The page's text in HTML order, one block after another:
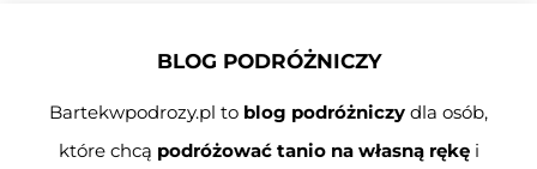
BLOG PODRÓŻNICZY
Bartekwpodrozy.pl to blog podróżniczy dla osób,
które chcą podróżować tanio na własną rękęi